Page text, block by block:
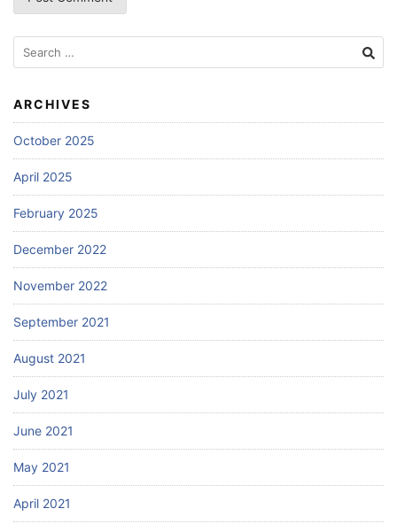
Search
for:
ARCHIVES
October 2025
April 2025
February 2025
December 2022
November 2022
September 2021
August 2021
July 2021
June 2021
May 2021
April 2021